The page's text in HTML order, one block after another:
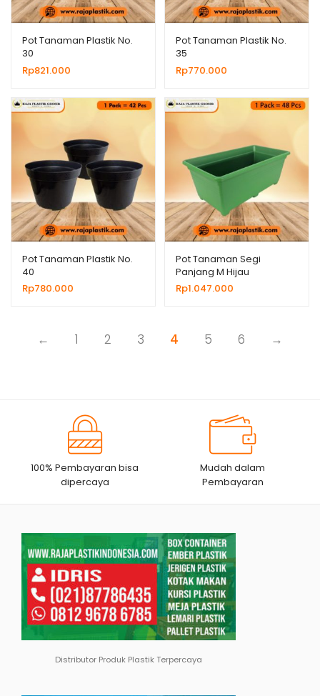
Pot Tanaman Plastik No.
30
Rp821.000
Pot Tanaman Plastik No.
35
Rp770.000
Pot Tanaman Plastik No.
40
Rp780.000
Pot Tanaman Segi
Panjang M Hijau
Rp1.047.000
← 1 2 3 4 5 6 →
100% Pembayaran bisa
dipercaya
Mudah dalam
Pembayaran
Distributor Produk Plastik Terpercaya